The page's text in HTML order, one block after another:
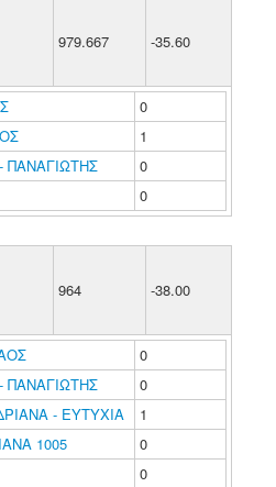
979.667 -35.60
0
1
ΠΑΝΑΓΙΩΤΗΣ
0
0
964 -38.00
0
ΠΑΝΑΓΙΩΤΗΣ
0
- ΕΥΤΥΧΙΑ
1
1005
0
0